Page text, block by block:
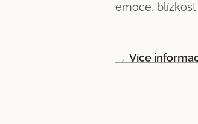
emoce,
→ Více